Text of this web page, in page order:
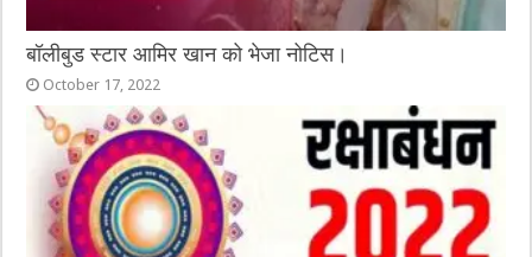
बॉलीबुड स्टार आमिर खान को भेजा नोटिस।
October 17, 2022